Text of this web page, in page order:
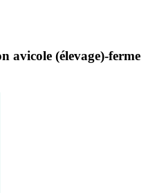
avicole (élevage)-ferme